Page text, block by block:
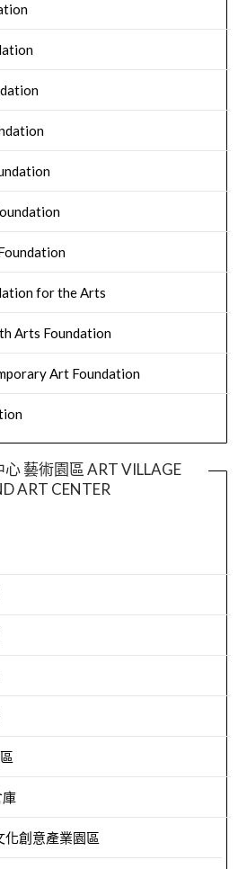
for the Arts
Arts Foundation
Art Foundation
藝術園區 ART VILLAGE
ART CENTER
創意產業園區